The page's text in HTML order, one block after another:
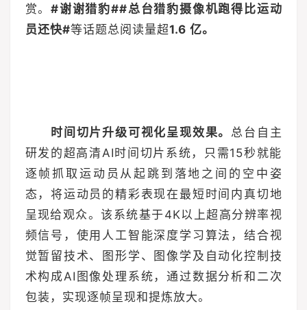
赏。#谢谢猎豹##总台猎豹摄像机跑得比运动
员还快#等话题总阅读量超1.6 亿。
时间切片升级可视化呈现效果。 总台自主
研发的超高清AI时间切片系统，只需15秒就能
逐帧抓取运动员从起跳到落地之间的空中姿
态，将运动员的精彩表现在最短时间内真切地
呈现给观众。该系统基于4K以上超高分辨率视
频信号，使用人工智能深度学习算法，结合视
觉暂留技术、图形学、图像学及自动化控制技
术构成AI图像处理系统，通过数据分析和二次
包装，实现逐帧呈现和提炼放大。